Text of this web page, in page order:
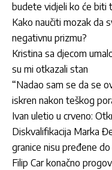
budete vidjeli ko će biti
Kako naučiti mozak da
negativnu prizmu?
Kristina sa djecom
su mi otkazali stan
“Nadao sam se da se
iskren nakon teškog
Ivan uletio u crveno:
Diskvalifikacija Marka
granice nisu pređene
Filip Car konačno